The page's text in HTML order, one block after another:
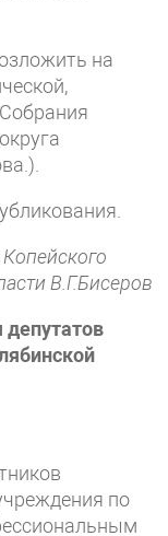
на
В.Г.Бисеров
по